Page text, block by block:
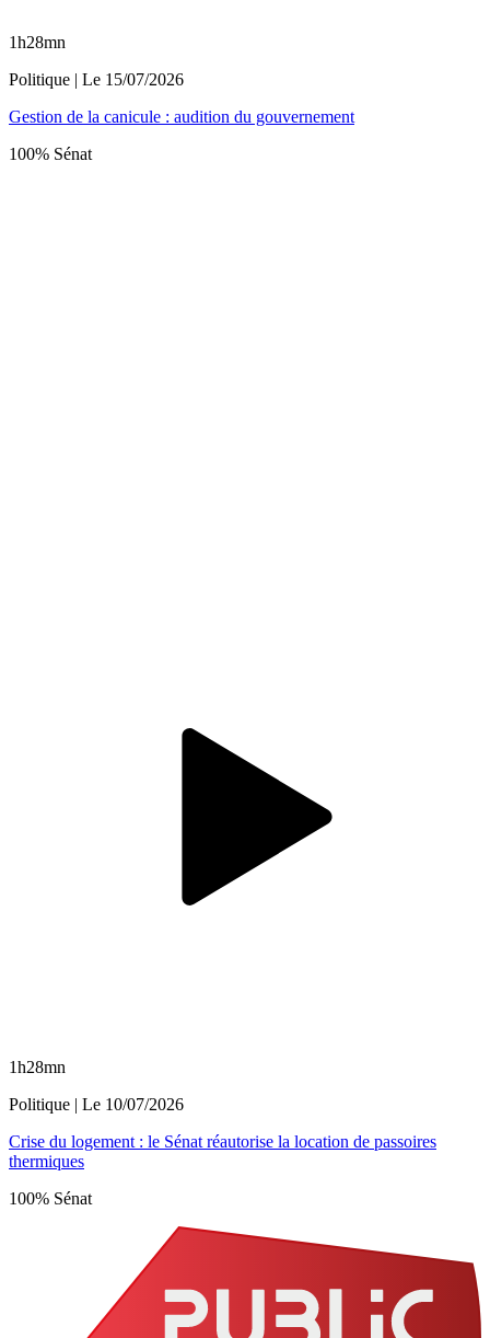
1h28mn
Politique | Le 15/07/2026
Gestion de la canicule : audition du gouvernement
100% Sénat
1h28mn
Politique | Le 10/07/2026
Crise du logement : le Sénat réautorise la location de passoires
thermiques
100% Sénat